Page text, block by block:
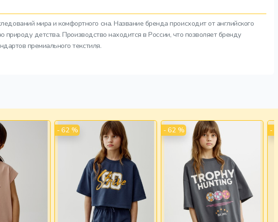
мира и комфортного сна. Название бренда происходит от английского
детства. Производство находится в России, что позволяет бренду
премиального текстиля.
- 62 % - 62 % -